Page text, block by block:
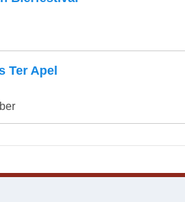
Ter Apel